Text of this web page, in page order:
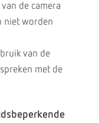
de camera
niet worden
van de
met de